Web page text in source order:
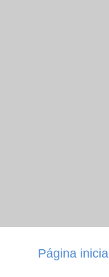
Página inicial